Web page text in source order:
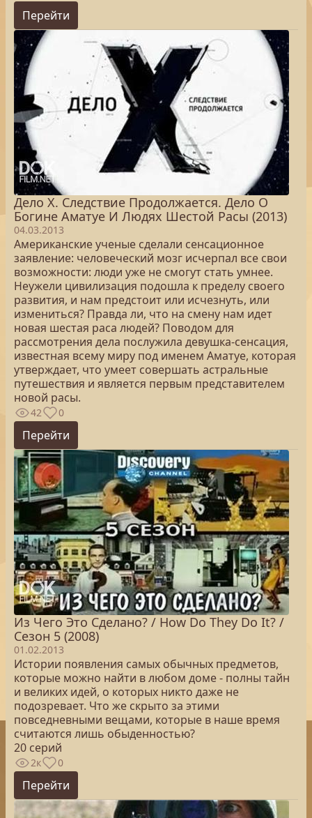
Перейти
Дело Х. Следствие Продолжается. Дело О
Богине Аматуе И Людях Шестой Расы (2013)
04.03.2013
Американские ученые сделали сенсационное
заявление: человеческий мозг исчерпал все свои
возможности: люди уже не смогут стать умнее.
Неужели цивилизация подошла к пределу своего
развития, и нам предстоит или исчезнуть, или
измениться? Правда ли, что на смену нам идет
новая шестая раса людей? Поводом для
рассмотрения дела послужила девушка-сенсация,
известная всему миру под именем Аматуе, которая
утверждает, что умеет совершать астральные
путешествия и является первым представителем
новой расы.
42 0
Перейти
Из Чего Это Сделано? / How Do They Do It? /
Сезон 5 (2008)
01.02.2013
Истории появления самых обычных предметов,
которые можно найти в любом доме - полны тайн
и великих идей, о которых никто даже не
подозревает. Что же скрыто за этими
повседневными вещами, которые в наше время
считаются лишь обыденностью?
20 серий
2к 0
Перейти